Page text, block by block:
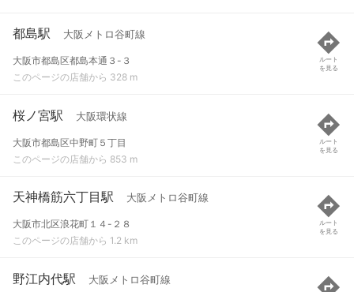
都島駅 大阪メトロ谷町線
大阪市都島区都島本通３-３
このページの店舗から 328 m
ルート
を見る
桜ノ宮駅 大阪環状線
大阪市都島区中野町５丁目
このページの店舗から 853 m
ルート
を見る
天神橋筋六丁目駅 大阪メトロ谷町線
大阪市北区浪花町１４-２８
このページの店舗から 1.2 km
ルート
を見る
野江内代駅 大阪メトロ谷町線